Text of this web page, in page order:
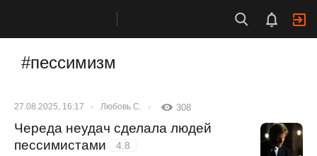
#пессимизм
27.08.2025, 16:17 Любовь С. 308
Череда неудач сделала людей
пессимистами
4.8